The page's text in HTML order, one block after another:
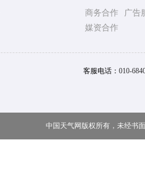
商务合作
广告
媒资合作
客服电话： 010-
中国天气网版权所有，未经